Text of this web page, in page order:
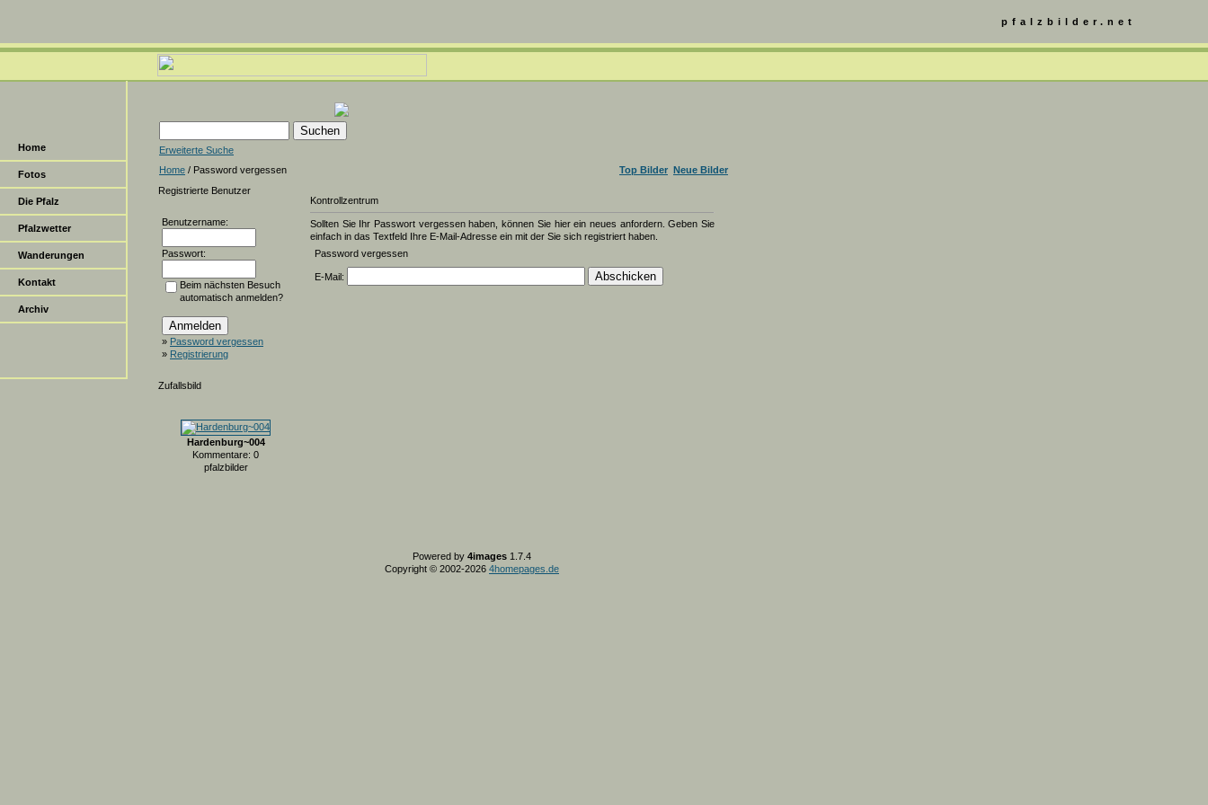
Home
Fotos
Die Pfalz
Pfalzwetter
Wanderungen
Kontakt
Archiv
pfalzbilder.net
Erweiterte Suche
Home / Password vergessen Top Bilder Neue Bilder
Registrierte Benutzer
Benutzername:
Passwort:
Beim nächsten Besuch
automatisch anmelden?
» Password vergessen
» Registrierung
Zufallsbild
Hardenburg~004
Kommentare: 0
pfalzbilder
Kontrollzentrum
Sollten Sie Ihr Passwort vergessen haben, können Sie hier ein neues anfordern. Geben Sie
einfach in das Textfeld Ihre E-Mail-Adresse ein mit der Sie sich registriert haben.
Password vergessen
E-Mail:
Powered by 4images 1.7.4
Copyright © 2002-2026 4homepages.de